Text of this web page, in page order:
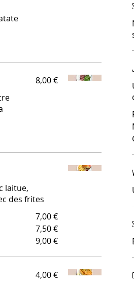
8,00 €
laitue,
des frites
7,00 €
7,50 €
9,00 €
4,00 €